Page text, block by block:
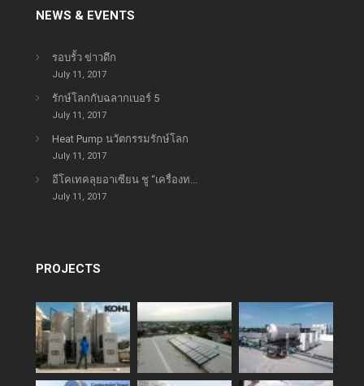
NEWS & EVENTS
รอบรั้ว ข่าวดึก
July 11, 2017
รักษ์โลกกับฉลากเบอร์ 5
July 11, 2017
Heat Pump นวัตกรรมรักษ์โลก
July 11, 2017
อีโคเทคลุยอาเซียน ชู “เครื่องท...
July 11, 2017
PROJECTS